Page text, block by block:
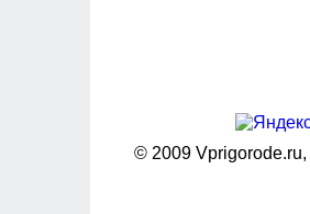
© 2009 Vprigorode.ru,